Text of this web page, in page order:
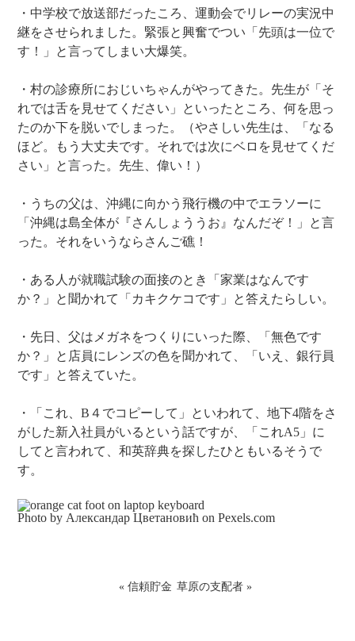
・中学校で放送部だったころ、運動会でリレーの実況中
継をさせられました。緊張と興奮でつい「先頭は一位で
す！」と言ってしまい大爆笑。
・村の診療所におじいちゃんがやってきた。先生が「そ
れでは舌を見せてください」といったところ、何を思っ
たのか下を脱いでしまった。（やさしい先生は、「なる
ほど。もう大丈夫です。それでは次にベロを見せてくだ
さい」と言った。先生、偉い！）
・うちの父は、沖縄に向かう飛行機の中でエラソーに
「沖縄は島全体が『さんしょううお』なんだぞ！」と言
った。それをいうならさんご礁！
・ある人が就職試験の面接のとき「家業はなんです
か？」と聞かれて「カキクケコです」と答えたらしい。
・先日、父はメガネをつくりにいった際、「無色です
か？」と店員にレンズの色を聞かれて、「いえ、銀行員
です」と答えていた。
・「これ、B４でコピーして」といわれて、地下4階をさ
がした新入社員がいるという話ですが、「これA5」に
してと言われて、和英辞典を探したひともいるそうで
す。
Photo by Александар Цветановић onPexels.com
« 信頼貯金 草原の支配者 »